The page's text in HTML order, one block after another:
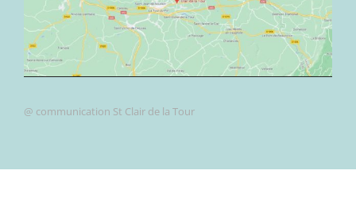
@ communication St Clair de la Tour